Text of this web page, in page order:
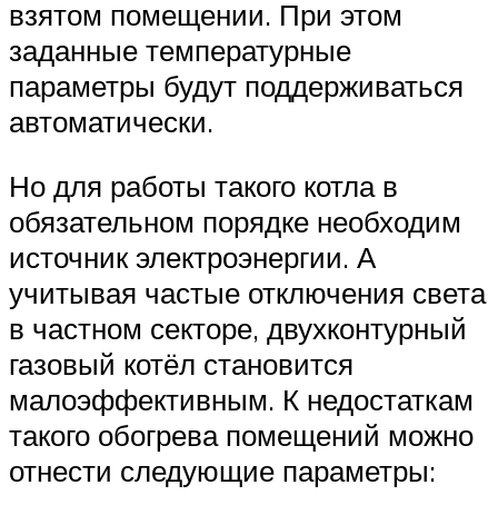
взятом помещении. При этом
заданные температурные
параметры будут поддерживаться
автоматически.
Но для работы такого котла в
обязательном порядке необходим
источник электроэнергии. А
учитывая частые отключения света
в частном секторе, двухконтурный
газовый котёл становится
малоэффективным. К недостаткам
такого обогрева помещений можно
отнести следующие параметры: